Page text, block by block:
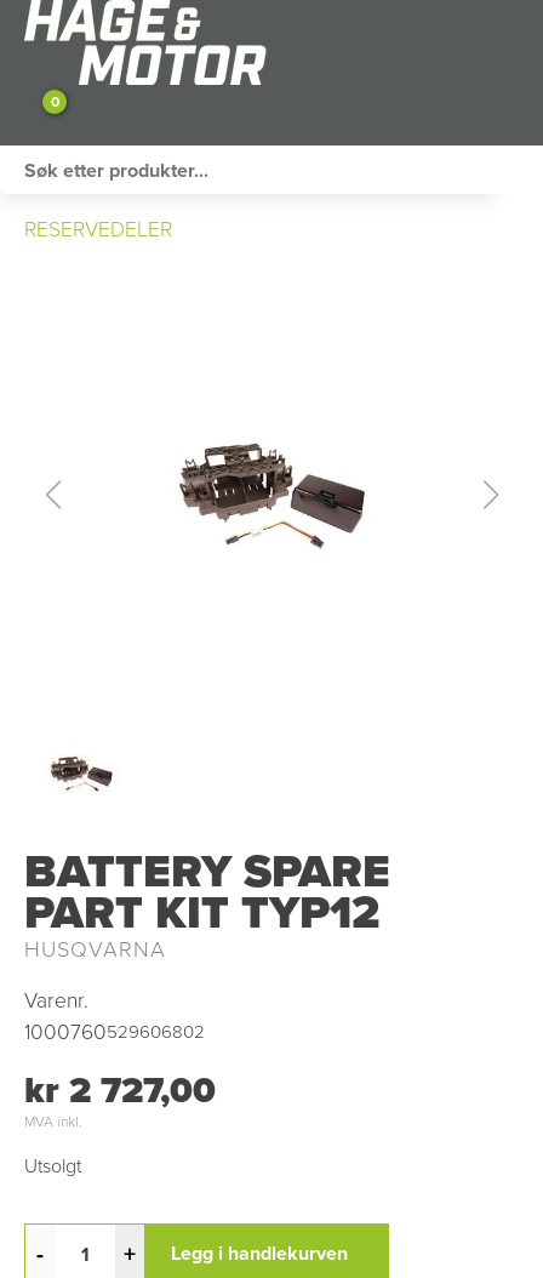
0
SNØSCOOTER
RESERVEDELER
BATTERY SPARE
PART KIT TYP12
HUSQVARNA
Varenr.
1000760529606802
kr 2 727,00
MVA inkl.
Utsolgt
- + Legg i handlekurven